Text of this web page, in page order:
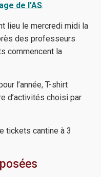
de l’AS.
lieu le mercredi midi la
des professeurs
commencent la
l’année, T-shirt
d’activités choisi par
tickets cantine à 3